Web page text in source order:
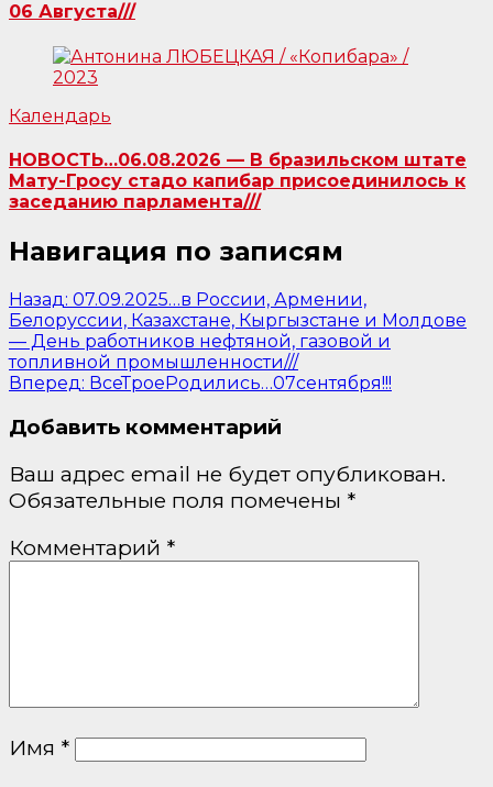
06 Августа///
Календарь
НОВОСТЬ…06.08.2026 — В бразильском штате
Мату-Гросу стадо капибар присоединилось к
заседанию парламента///
Навигация по записям
Назад: 07.09.2025…в России, Армении,
Белоруссии, Казахстане, Кыргызстане и Молдове
— День работников нефтяной, газовой и
топливной промышленности///
Вперед: ВсеТроеРодились…07сентября!!!
Добавить комментарий
Ваш адрес email не будет опубликован.
Обязательные поля помечены *
Комментарий *
Имя *